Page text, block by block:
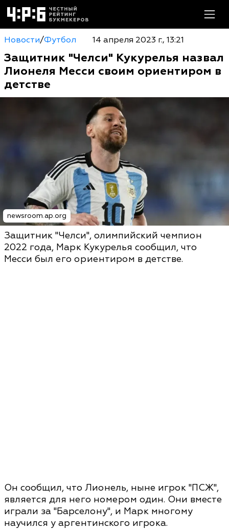
Новости/Футбол 14 апреля 2023 г., 13:21
Защитник "Челси" Кукурелья назвал
Лионеля Месси своим ориентиром в
детстве
newsroom.ap.org
Защитник "Челси", олимпийский чемпион
2022 года, Марк Кукурелья сообщил, что
Месси был его ориентиром в детстве.
Он сообщил, что Лионель, ныне игрок "ПСЖ",
является для него номером один. Они вместе
играли за "Барселону", и Марк многому
научился у аргентинского игрока.